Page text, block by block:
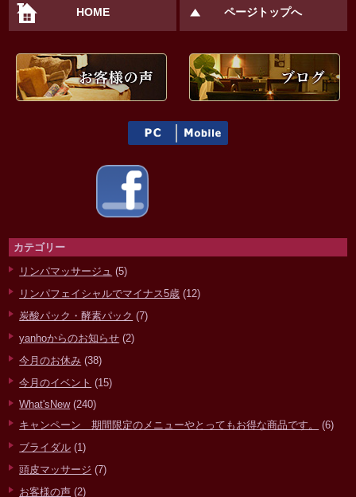
HOME ページトップへ
カテゴリー
リンパマッサージュ (5)
リンパフェイシャルでマイナス5歳 (12)
炭酸パック・酵素パック (7)
yanhoからのお知らせ (2)
今月のお休み (38)
今月のイベント (15)
What'sNew(240)
キャンペーン 期間限定のメニューやとってもお得な商品です。
(6)
ブライダル (1)
頭皮マッサージ (7)
お客様の声 (2)